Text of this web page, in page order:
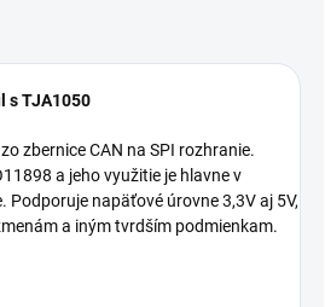
s TJA1050
zbernice CAN na SPI rozhranie.
a jeho využitie je hlavne v
napäťové úrovne 3,3V aj 5V,
a iným tvrdším podmienkam.